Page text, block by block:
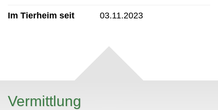
Im Tierheim seit 03.11.2023
Vermittlung